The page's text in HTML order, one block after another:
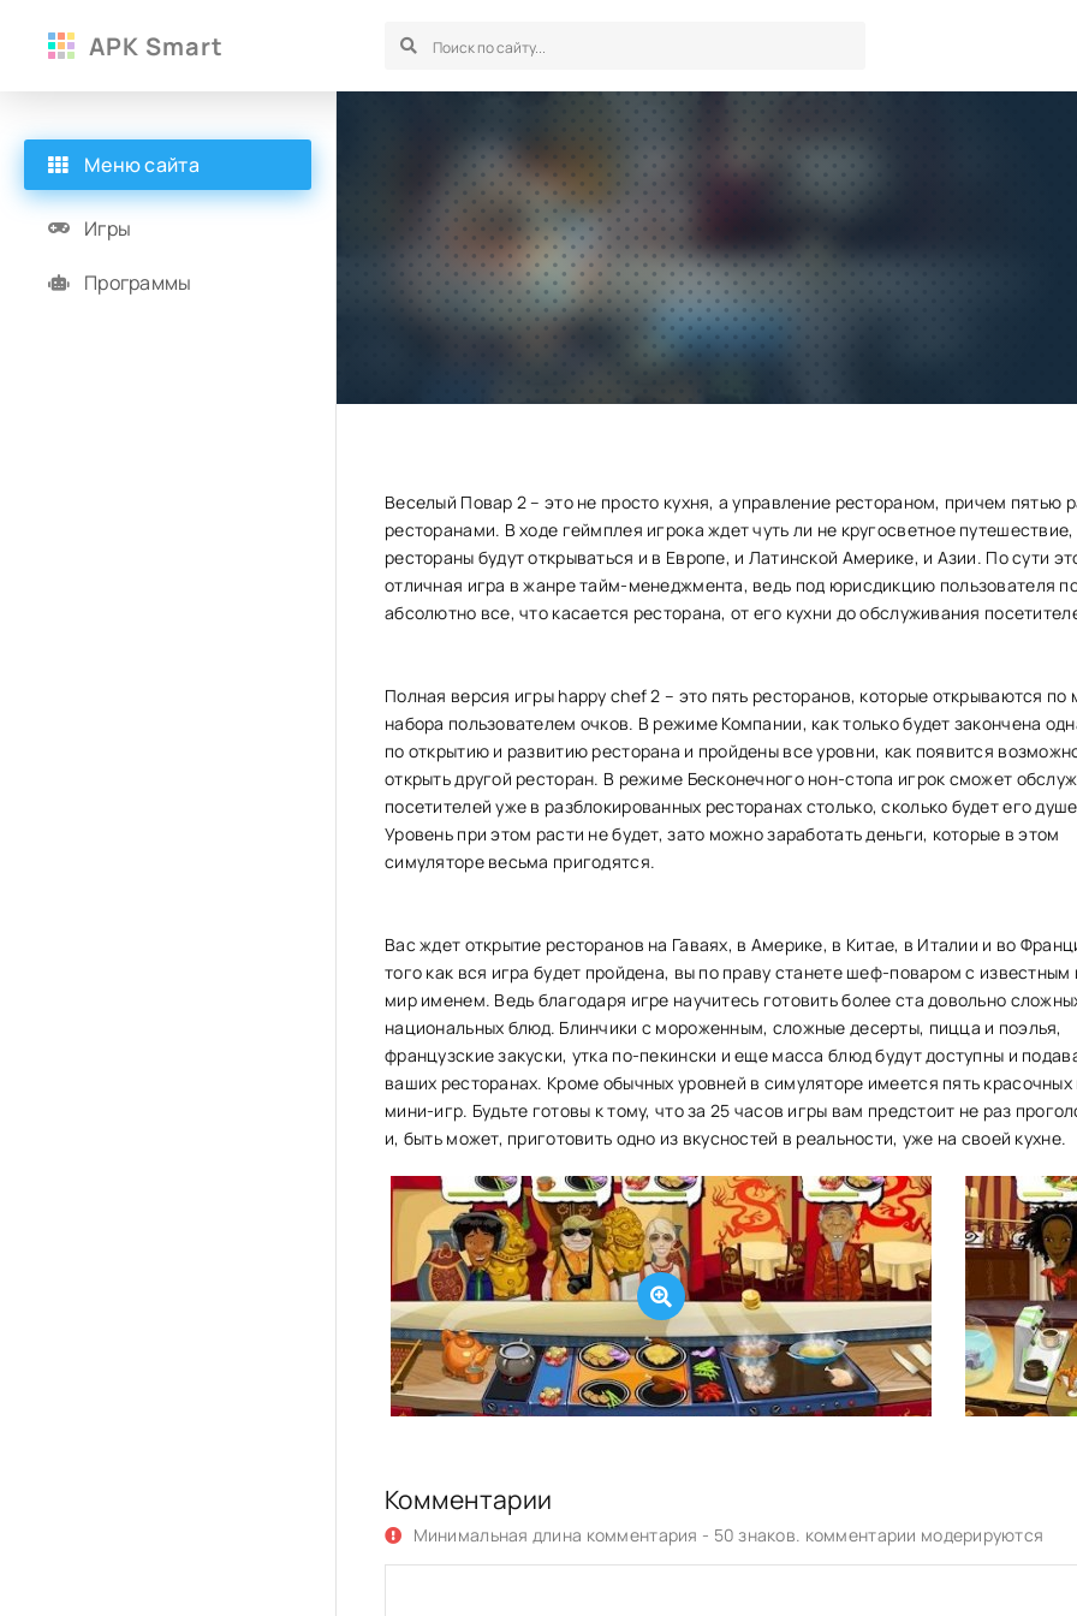
APK Smart
Веселый Повар 2 полная
Игры
Скачать
Веселый Повар 2 – это не просто кухня, а управление рестораном, причем пятью
ресторанами. В ходе геймплея игрока ждет чуть ли не кругосветное
рестораны будут открываться и в Европе, и Латинской Америке, и Азии. По сути
отличная игра в жанре тайм-менеджмента, ведь под юрисдикцию пользователя
абсолютно все, что касается ресторана, от его кухни до обслуживания
Полная версия игры happy chef 2 – это пять ресторанов, которые открываются по
набора пользователем очков. В режиме Компании, как только будет закончена
по открытию и развитию ресторана и пройдены все уровни, как появится
открыть другой ресторан. В режиме Бесконечного нон-стопа игрок сможет
посетителей уже в разблокированных ресторанах столько, сколько будет его
Уровень при этом расти не будет, зато можно заработать деньги, которые в этом
симуляторе весьма пригодятся.
Вас ждет открытие ресторанов на Гаваях, в Америке, в Китае, в Италии и во
того как вся игра будет пройдена, вы по праву станете шеф-поваром с известным
мир именем. Ведь благодаря игре научитесь готовить более ста довольно
национальных блюд. Блинчики с мороженным, сложные десерты, пицца и поэлья,
французские закуски, утка по-пекински и еще масса блюд будут доступны и
ваших ресторанах. Кроме обычных уровней в симуляторе имеется пять красочных
мини-игр. Будьте готовы к тому, что за 25 часов игры вам предстоит не раз
и, быть может, приготовить одно из вкусностей в реальности, уже на своей кухне.
Комментарии
Минимальная длина комментария - 50 знаков. комментарии модерируются
Меню сайта
Игры
Программы